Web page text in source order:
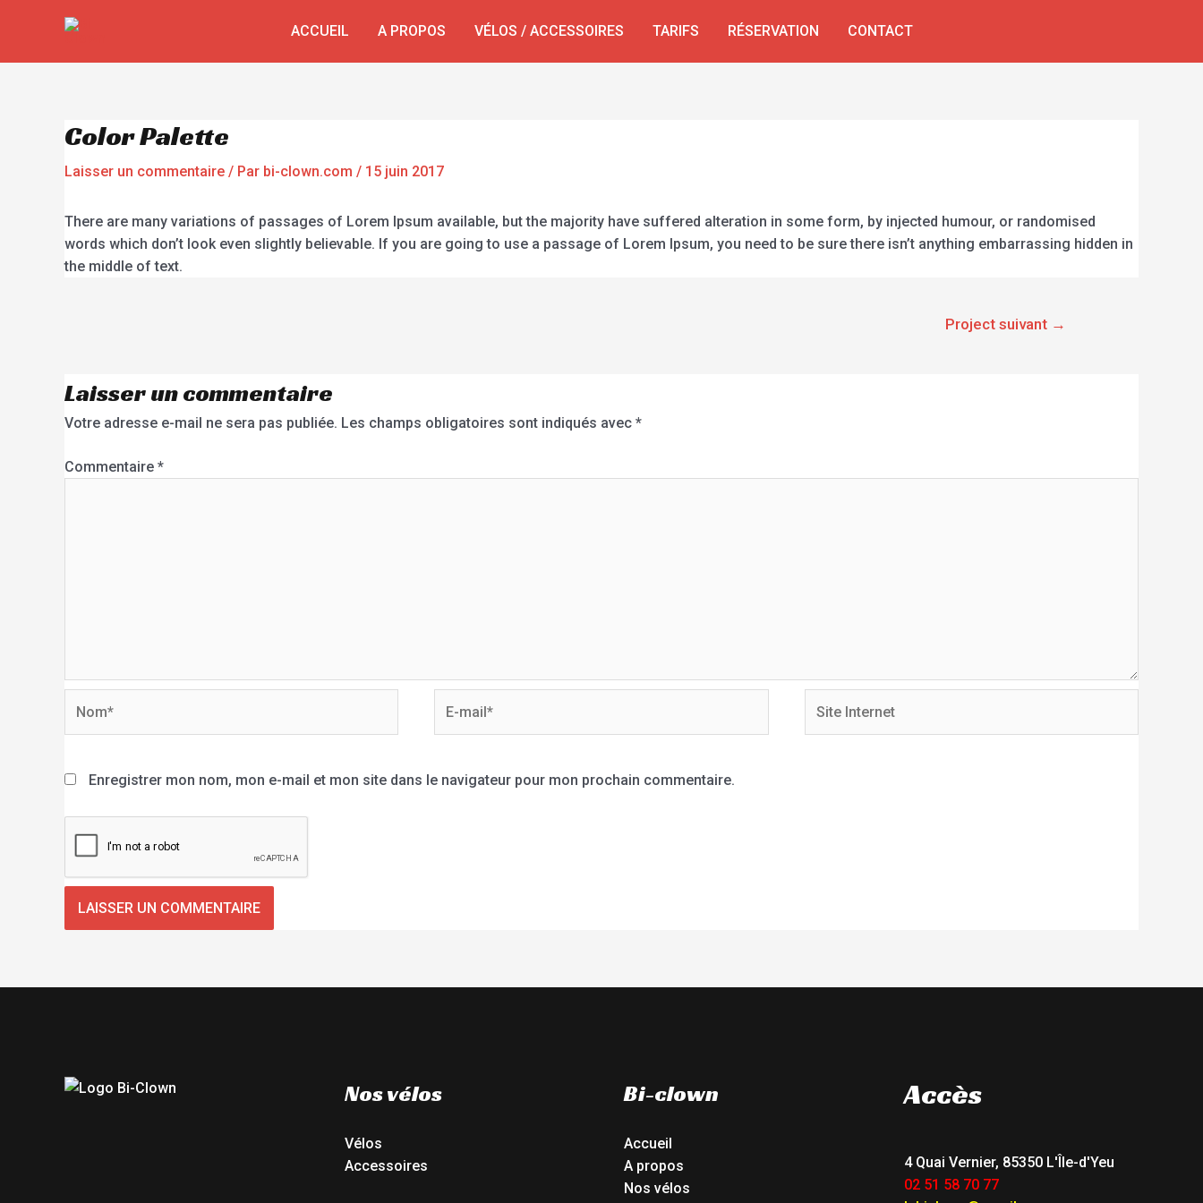
ACCUEIL A PROPOS VÉLOS / ACCESSOIRES TARIFS RÉSERVATION CONTACT
Color Palette
Laisser un commentaire / Par bi-clown.com / 15 juin 2017
There are many variations of passages of Lorem Ipsum available, but the majority have suffered alteration in some form, by injected humour, or randomised
words which don’t look even slightly believable. If you are going to use a passage of Lorem Ipsum, you need to be sure there isn’t anything embarrassing hidden in
the middle of text.
Project suivant →
Laisser un commentaire
Votre adresse e-mail ne sera pas publiée. Les champs obligatoires sont indiqués avec *
Commentaire *
Enregistrer mon nom, mon e-mail et mon site dans le navigateur pour mon prochain commentaire.
Nos vélos
Vélos
Accessoires
Bi-clown
Accueil
A propos
Nos vélos
Accès
4 Quai Vernier, 85350 L'Île-d'Yeu
02 51 58 70 77